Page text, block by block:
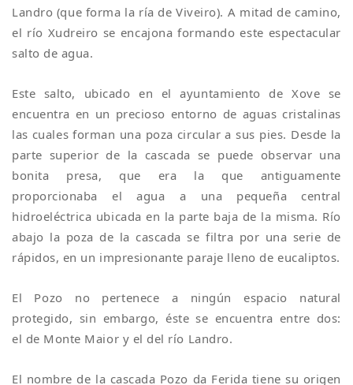
Landro (que forma la ría de Viveiro). A mitad de camino,
el río Xudreiro se encajona formando este espectacular
salto de agua.
Este salto, ubicado en el ayuntamiento de Xove se
encuentra en un precioso entorno de aguas cristalinas
las cuales forman una poza circular a sus pies. Desde la
parte superior de la cascada se puede observar una
bonita presa, que era la que antiguamente
proporcionaba el agua a una pequeña central
hidroeléctrica ubicada en la parte baja de la misma. Río
abajo la poza de la cascada se filtra por una serie de
rápidos, en un impresionante paraje lleno de eucaliptos.
El Pozo no pertenece a ningún espacio natural
protegido, sin embargo, éste se encuentra entre dos:
el de Monte Maior y el del río Landro.
El nombre de la cascada Pozo da Ferida tiene su origen